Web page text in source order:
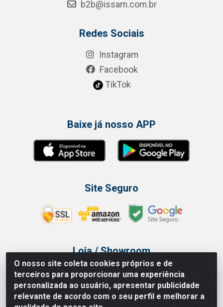
O nosso site coleta cookies próprios e de
terceiros para proporcionar uma experiência
personalizada ao usuário, apresentar publicidade
relevante de acordo com o seu perfil e melhorar a
b2b@issam.com.br
Redes Sociais
Instagram
Facebook
TikTok
Baixe já nosso APP
Site Seguro
Loja / Showroom
Tel.: (11) 3314 6400
Av Vautier, 468 - Pari - São Paulo/SP